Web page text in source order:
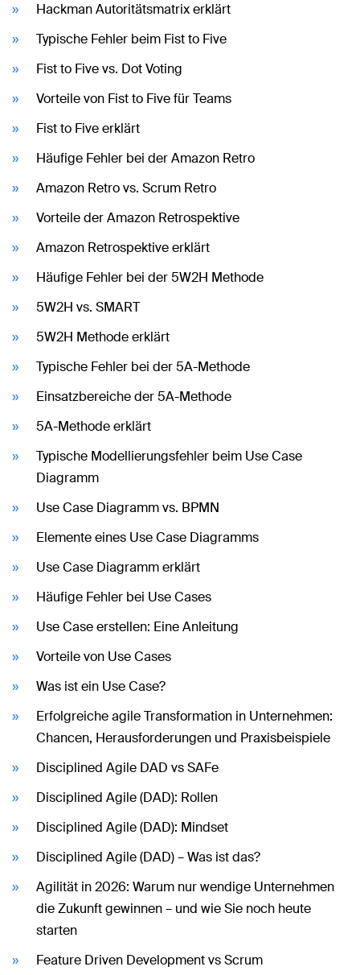
Hackman Autoritätsmatrix erklärt
Typische Fehler beim Fist to Five
Fist to Five vs. Dot Voting
Vorteile von Fist to Five für Teams
Fist to Five erklärt
Häufige Fehler bei der Amazon Retro
Amazon Retro vs. Scrum Retro
Vorteile der Amazon Retrospektive
Amazon Retrospektive erklärt
Häufige Fehler bei der 5W2H Methode
5W2H vs. SMART
5W2H Methode erklärt
Typische Fehler bei der 5A-Methode
Einsatzbereiche der 5A-Methode
5A-Methode erklärt
Typische Modellierungsfehler beim Use Case
Diagramm
Use Case Diagramm vs. BPMN
Elemente eines Use Case Diagramms
Use Case Diagramm erklärt
Häufige Fehler bei Use Cases
Use Case erstellen: Eine Anleitung
Vorteile von Use Cases
Was ist ein Use Case?
Erfolgreiche agile Transformation in Unternehmen:
Chancen, Herausforderungen und Praxisbeispiele
Disciplined Agile DAD vs SAFe
Disciplined Agile (DAD): Rollen
Disciplined Agile (DAD): Mindset
Disciplined Agile (DAD) – Was ist das?
Agilität in 2026: Warum nur wendige Unternehmen
die Zukunft gewinnen – und wie Sie noch heute
starten
Feature Driven Development vs Scrum